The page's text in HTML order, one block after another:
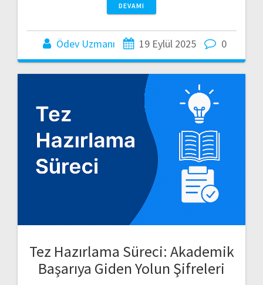
DEVAMI
Ödev Uzmanı 19 Eylül 2025 0
Tez Hazırlama Süreci: Akademik
Başarıya Giden Yolun Şifreleri